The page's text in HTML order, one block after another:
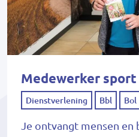
Medewerker
Dienstverlening Bbl Bol
Je ontvangt mensen